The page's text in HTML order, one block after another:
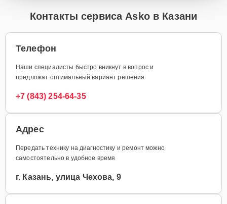
Контакты сервиса Asko в Казани
Телефон
Наши специалисты быстро вникнут в вопрос и
предложат оптимальный вариант решения
+7 (843) 254-64-35
Адрес
Передать технику на диагностику и ремонт можно
самостоятельно в удобное время
г. Казань, улица Чехова, 9